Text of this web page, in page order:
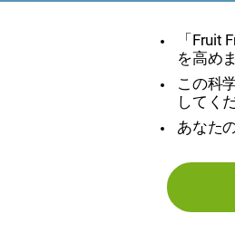
「Fruit
を高め
この科
してく
あなた